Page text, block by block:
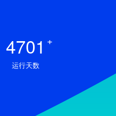
4701 +
运行天数